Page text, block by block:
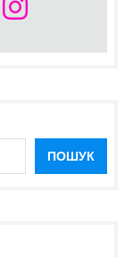
ПОШУК